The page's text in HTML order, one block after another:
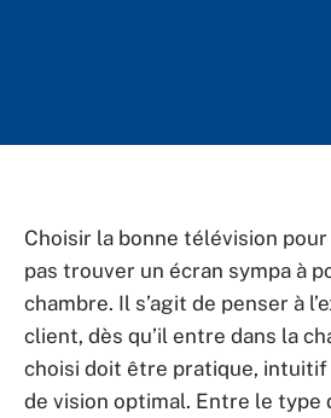
Choisir la bonne télévision
pas trouver un écran sympa à
chambre. Il s’agit de penser à
client, dès qu’il entre dans la
choisi doit être pratique,
de vision optimal. Entre le type